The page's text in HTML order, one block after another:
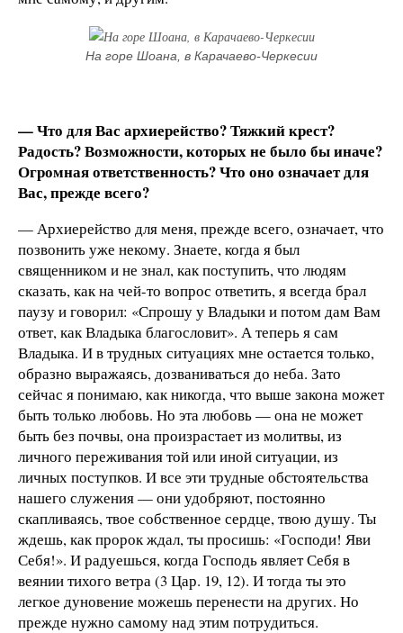
На горе Шоана, в Карачаево-Черкесии
— Что для Вас архиерейство? Тяжкий крест?
Радость? Возможности, которых не было бы иначе?
Огромная ответственность? Что оно означает для
Вас, прежде всего?
— Архиерейство для меня, прежде всего, означает, что
позвонить уже некому. Знаете, когда я был
священником и не знал, как поступить, что людям
сказать, как на чей-то вопрос ответить, я всегда брал
паузу и говорил: «Спрошу у Владыки и потом дам Вам
ответ, как Владыка благословит». А теперь я сам
Владыка. И в трудных ситуациях мне остается только,
образно выражаясь, дозваниваться до неба. Зато
сейчас я понимаю, как никогда, что выше закона может
быть только любовь. Но эта любовь — она не может
быть без почвы, она произрастает из молитвы, из
личного переживания той или иной ситуации, из
личных поступков. И все эти трудные обстоятельства
нашего служения — они удобряют, постоянно
скапливаясь, твое собственное сердце, твою душу. Ты
ждешь, как пророк ждал, ты просишь: «Господи! Яви
Себя!». И радуешься, когда Господь являет Себя в
веянии тихого ветра (3 Цар. 19, 12). И тогда ты это
легкое дуновение можешь перенести на других. Но
прежде нужно самому над этим потрудиться.